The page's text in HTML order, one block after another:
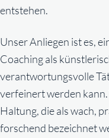
entstehen.
Unser Anliegen ist es,
Coaching als
verantwortungsvolle
verfeinert werden
Haltung, die als wach,
forschend bezeichnet